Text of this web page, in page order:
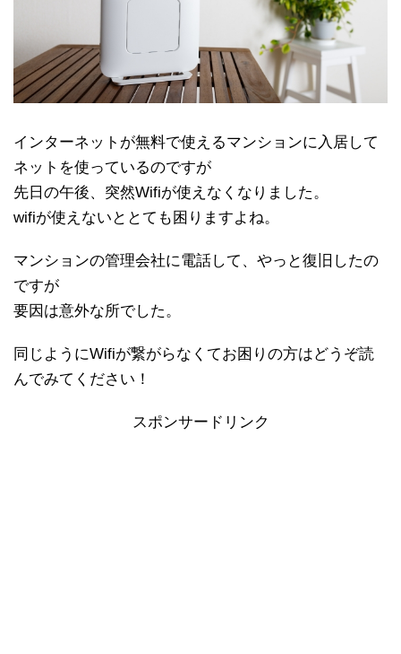
インターネットが無料で使えるマンションに入居して
ネットを使っているのですが
先日の午後、突然Wifiが使えなくなりました。
wifiが使えないととても困りますよね。
マンションの管理会社に電話して、やっと復旧したの
ですが
要因は意外な所でした。
同じようにWifiが繋がらなくてお困りの方はどうぞ読
んでみてください！
スポンサードリンク